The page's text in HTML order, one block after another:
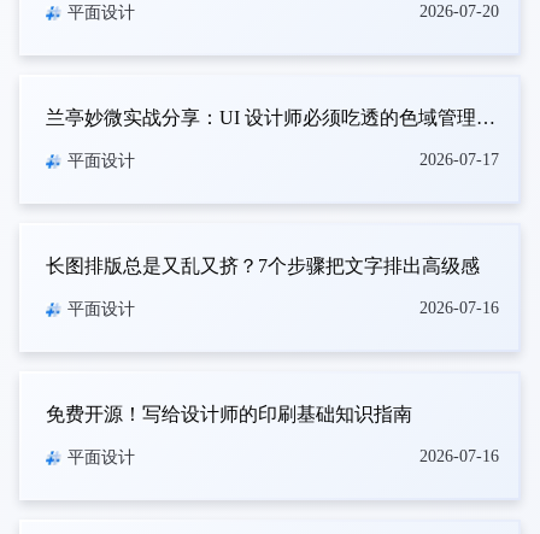
平面设计 2026-07-20
兰亭妙微实战分享：UI 设计师必须吃透的色域管理知识
平面设计 2026-07-17
长图排版总是又乱又挤？7个步骤把文字排出高级感
平面设计 2026-07-16
免费开源！写给设计师的印刷基础知识指南
平面设计 2026-07-16